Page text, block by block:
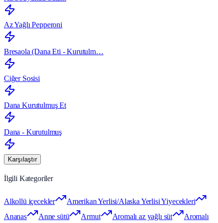
Az Yağlı Pepperoni
Bresaola (Dana Eti - Kurutulm…
Ciğer Sosisi
Dana Kurutulmuş Et
Dana - Kurutulmuş
Karşılaştır
İlgili Kategoriler
Alkollü içecekler
Amerikan Yerlisi/Alaska Yerlisi Yiyecekleri
Ananas
Anne sütü Armut Aromalı az yağlı süt
Aromalı